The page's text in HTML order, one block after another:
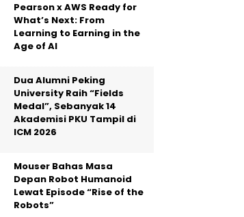
Pearson x AWS Ready for
What’s Next: From
Learning to Earning in the
Age of AI
Dua Alumni Peking
University Raih “Fields
Medal”, Sebanyak 14
Akademisi PKU Tampil di
ICM 2026
Mouser Bahas Masa
Depan Robot Humanoid
Lewat Episode “Rise of the
Robots”